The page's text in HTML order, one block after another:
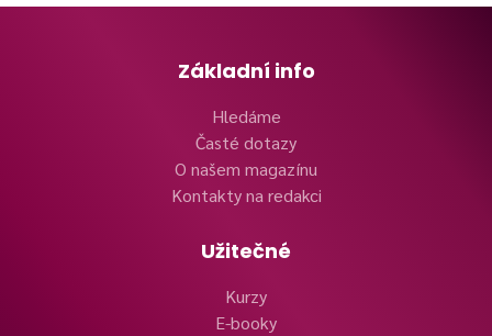
Základní info
Hledáme
Časté dotazy
O našem magazínu
Kontakty na redakci
Užitečné
Kurzy
E-booky